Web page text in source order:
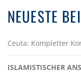
NEUESTE
Ceuta: Kompletter
ISLAMISTISCHER